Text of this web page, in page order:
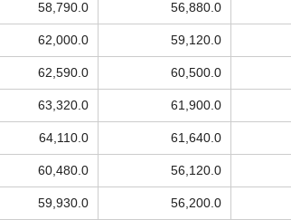
58,790.0 56,880.0
62,000.0 59,120.0
62,590.0 60,500.0
63,320.0 61,900.0
64,110.0 61,640.0
60,480.0 56,120.0
59,930.0 56,200.0